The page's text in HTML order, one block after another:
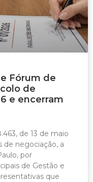
Fórum de
de
e encerram
de 13 de maio
de negociação, a
por
de Gestão e
que